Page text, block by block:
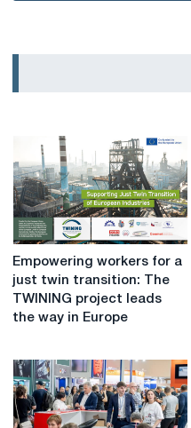
Empowering
workers
for
transition:
The
TWINING
project
Empowering workers for a
just twin transition: The
TWINING project leads
the way in Europe